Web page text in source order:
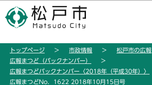
の
ー
このページの本文へ移動
トップページ 市政情報
松戸市の広報
広報まつど（バックナンバー）
広報まつどバックナンバー〈2018年（平成30年）〉
広報まつどNo．1622 2018年10月15日号